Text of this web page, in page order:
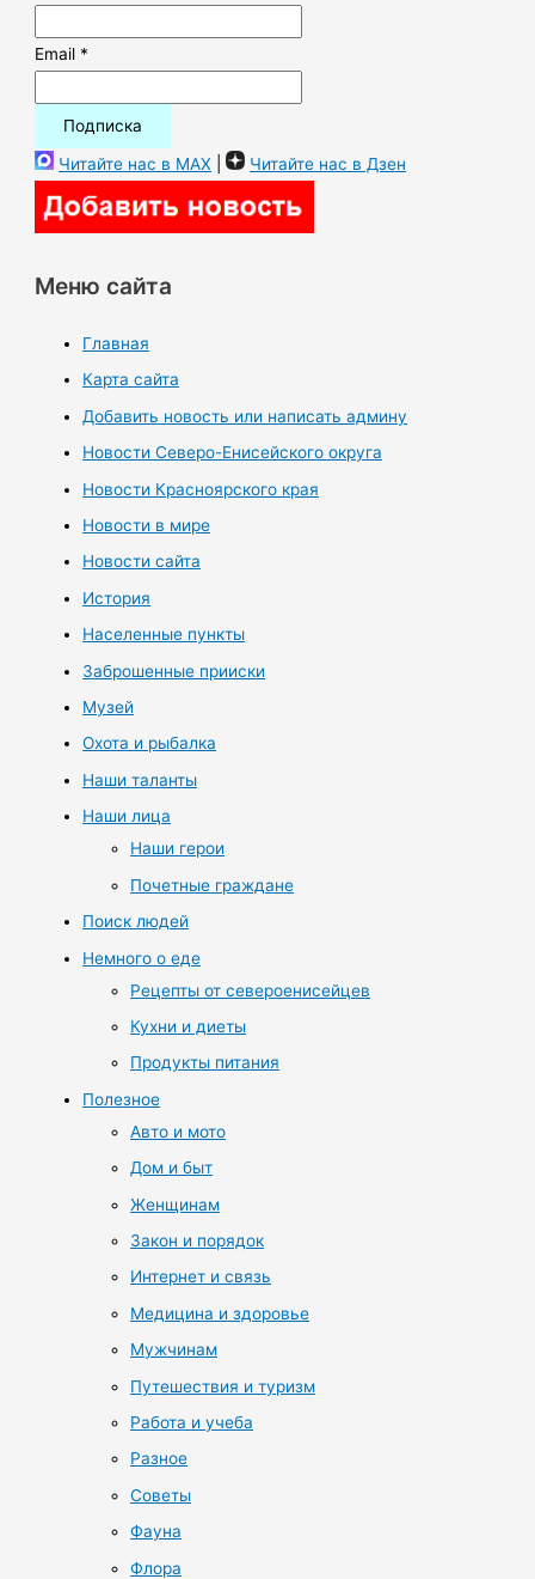
Email *
Читайте нас в MAX | Читайте нас в Дзен
Меню сайта
Главная
Карта сайта
Добавить новость или написать админу
Новости Северо-Енисейского округа
Новости Красноярского края
Новости в мире
Новости сайта
История
Населенные пункты
Заброшенные прииски
Музей
Охота и рыбалка
Наши таланты
Наши лица
Наши герои
Почетные граждане
Поиск людей
Немного о еде
Рецепты от североенисейцев
Кухни и диеты
Продукты питания
Полезное
Авто и мото
Дом и быт
Женщинам
Закон и порядок
Интернет и связь
Медицина и здоровье
Мужчинам
Путешествия и туризм
Работа и учеба
Разное
Советы
Фауна
Флора